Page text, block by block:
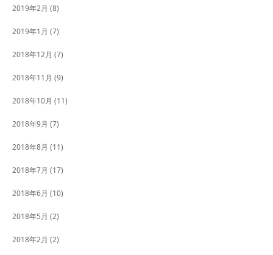
2019年2月 (8)
2019年1月 (7)
2018年12月 (7)
2018年11月 (9)
2018年10月 (11)
2018年9月 (7)
2018年8月 (11)
2018年7月 (17)
2018年6月 (10)
2018年5月 (2)
2018年2月 (2)